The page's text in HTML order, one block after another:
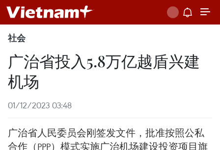
社会
广治省投入5.8万亿越盾兴建
机场
01/12/2023 03:48
广治省人民委员会刚签发文件，批准按照公私
合作（PPP）模式实施广治机场建设投资项目旗